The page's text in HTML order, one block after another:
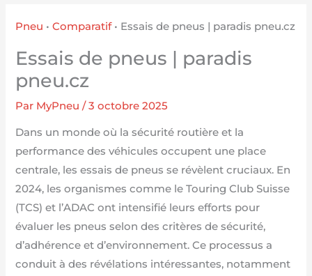
Pneu •Comparatif• Essais de pneus | paradis pneu.cz
Essais de pneus | paradis
pneu.cz
Par MyPneu/3 octobre 2025
Dans un monde où la sécurité routière et la
performance des véhicules occupent une place
centrale, les essais de pneus se révèlent cruciaux. En
2024, les organismes comme le Touring Club Suisse
(TCS) et l’ADAC ont intensifié leurs efforts pour
évaluer les pneus selon des critères de sécurité,
d’adhérence et d’environnement. Ce processus a
conduit à des révélations intéressantes, notamment